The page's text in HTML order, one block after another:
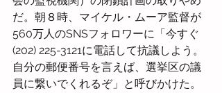
だ。朝８時、マイケル・ムーア監督が
560万人のSNSフォロワーに「今すぐ
(202) 225-3121に電話して抗議しよう。
自分の郵便番号を言えば、選挙区の議
員に繋いでくれるぞ」と呼びかけた。